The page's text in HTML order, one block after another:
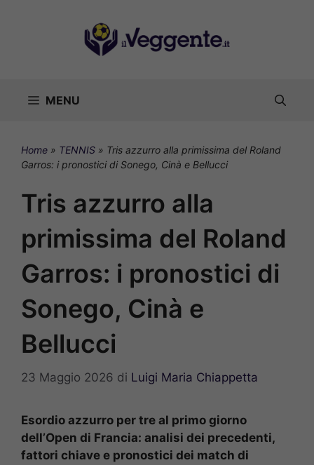
MENU
Home » TENNIS » Tris azzurro alla primissima del Roland
Garros: i pronostici di Sonego, Cinà e Bellucci
Tris azzurro alla
primissima del Roland
Garros: i pronostici di
Sonego, Cinà e
Bellucci
23 Maggio 2026 di Luigi Maria Chiappetta
Esordio azzurro per tre al primo giorno
dell’Open di Francia: analisi dei precedenti,
fattori chiave e pronostici dei match di